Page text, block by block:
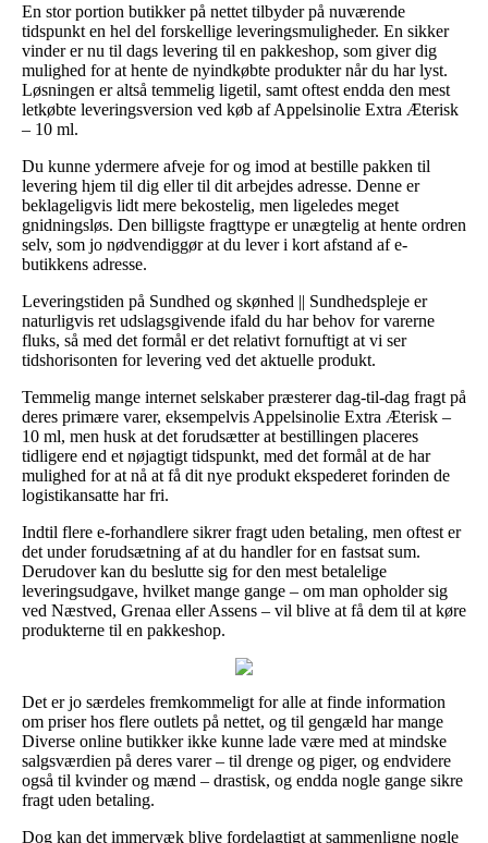
En stor portion butikker på nettet tilbyder på nuværende
tidspunkt en hel del forskellige leveringsmuligheder. En sikker
vinder er nu til dags levering til en pakkeshop, som giver dig
mulighed for at hente de nyindkøbte produkter når du har lyst.
Løsningen er altså temmelig ligetil, samt oftest endda den mest
letkøbte leveringsversion ved køb af Appelsinolie Extra Æterisk
– 10 ml.
Du kunne ydermere afveje for og imod at bestille pakken til
levering hjem til dig eller til dit arbejdes adresse. Denne er
beklageligvis lidt mere bekostelig, men ligeledes meget
gnidningsløs. Den billigste fragttype er unægtelig at hente ordren
selv, som jo nødvendiggør at du lever i kort afstand af e-
butikkens adresse.
Leveringstiden på Sundhed og skønhed || Sundhedspleje er
naturligvis ret udslagsgivende ifald du har behov for varerne
fluks, så med det formål er det relativt fornuftigt at vi ser
tidshorisonten for levering ved det aktuelle produkt.
Temmelig mange internet selskaber præsterer dag-til-dag fragt på
deres primære varer, eksempelvis Appelsinolie Extra Æterisk –
10 ml, men husk at det forudsætter at bestillingen placeres
tidligere end et nøjagtigt tidspunkt, med det formål at de har
mulighed for at nå at få dit nye produkt ekspederet forinden de
logistikansatte har fri.
Indtil flere e-forhandlere sikrer fragt uden betaling, men oftest er
det under forudsætning af at du handler for en fastsat sum.
Derudover kan du beslutte sig for den mest betalelige
leveringsudgave, hvilket mange gange – om man opholder sig
ved Næstved, Grenaa eller Assens – vil blive at få dem til at køre
produkterne til en pakkeshop.
Det er jo særdeles fremkommeligt for alle at finde information
om priser hos flere outlets på nettet, og til gengæld har mange
Diverse online butikker ikke kunne lade være med at mindske
salgsværdien på deres varer – til drenge og piger, og endvidere
også til kvinder og mænd – drastisk, og endda nogle gange sikre
fragt uden betaling.
Dog kan det immervæk blive fordelagtigt at sammenligne nogle